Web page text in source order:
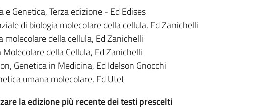
e Genetica, Terza edizione - Ed Edises
di biologia molecolare della cellula, Ed Zanichelli
molecolare della cellula, Ed Zanichelli
della Cellula, Ed Zanichelli
Genetica in Medicina, Ed Idelson Gnocchi
umana molecolare, Ed Utet
la edizione più recente dei testi prescelti